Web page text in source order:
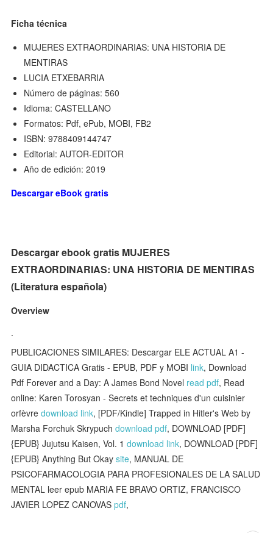
Ficha técnica
MUJERES EXTRAORDINARIAS: UNA HISTORIA DE
MENTIRAS
LUCIA ETXEBARRIA
Número de páginas: 560
Idioma: CASTELLANO
Formatos: Pdf, ePub, MOBI, FB2
ISBN: 9788409144747
Editorial: AUTOR-EDITOR
Año de edición: 2019
Descargar eBook gratis
Descargar ebook gratis MUJERES
EXTRAORDINARIAS: UNA HISTORIA DE MENTIRAS
(Literatura española)
Overview
.
PUBLICACIONES SIMILARES: Descargar ELE ACTUAL A1 -
GUIA DIDACTICA Gratis - EPUB, PDF y MOBI link, Download
Pdf Forever and a Day: A James Bond Novel read pdf, Read
online: Karen Torosyan - Secrets et techniques d'un cuisinier
orfèvredownload link, [PDF/Kindle] Trapped in Hitler's Web by
Marsha Forchuk Skrypuchdownload pdf, DOWNLOAD [PDF]
{EPUB} Jujutsu Kaisen, Vol. 1download link, DOWNLOAD [PDF]
{EPUB} Anything But Okaysite, MANUAL DE
PSICOFARMACOLOGIA PARA PROFESIONALES DE LA SALUD
MENTAL leer epub MARIA FE BRAVO ORTIZ, FRANCISCO
JAVIER LOPEZ CANOVASpdf,